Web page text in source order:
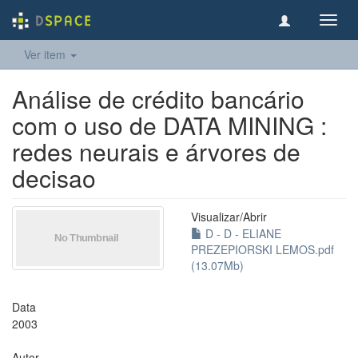
Ver item
Análise de crédito bancário
com o uso de DATA MINING :
redes neurais e árvores de
decisao
Visualizar/Abrir
D - D - ELIANE
PREZEPIORSKI LEMOS.pdf
(13.07Mb)
Data
2003